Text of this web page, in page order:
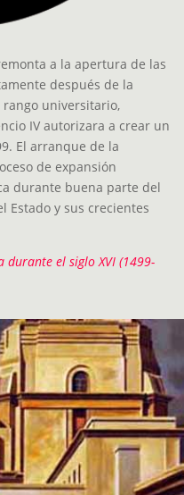
a la apertura de las
después de la
rango universitario,
IV autorizara a crear un
El arranque de la
de expansión
durante buena parte del
Estado y sus crecientes
durante el siglo XVI (1499-